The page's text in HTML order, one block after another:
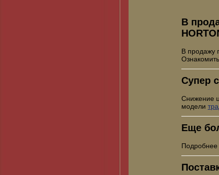
В
В продажу
Супер
Снижение
модели
Еще